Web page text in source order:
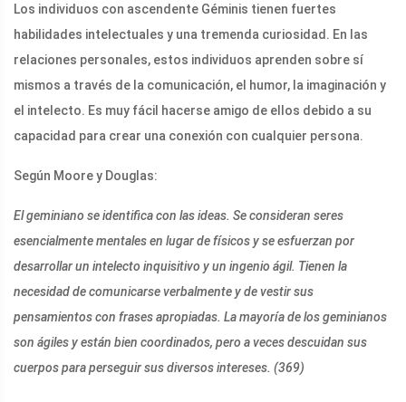
Los individuos con ascendente Géminis tienen fuertes
habilidades intelectuales y una tremenda curiosidad. En las
relaciones personales, estos individuos aprenden sobre sí
mismos a través de la comunicación, el humor, la imaginación y
el intelecto. Es muy fácil hacerse amigo de ellos debido a su
capacidad para crear una conexión con cualquier persona.
Según Moore y Douglas:
El geminiano se identifica con las ideas. Se consideran seres
esencialmente mentales en lugar de físicos y se esfuerzan por
desarrollar un intelecto inquisitivo y un ingenio ágil. Tienen la
necesidad de comunicarse verbalmente y de vestir sus
pensamientos con frases apropiadas. La mayoría de los geminianos
son ágiles y están bien coordinados, pero a veces descuidan sus
cuerpos para perseguir sus diversos intereses. (369)